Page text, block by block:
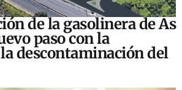
de la gasolinera de As
paso con la
descontaminación del